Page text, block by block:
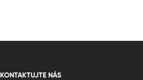
KONTAKTUJTE NÁS